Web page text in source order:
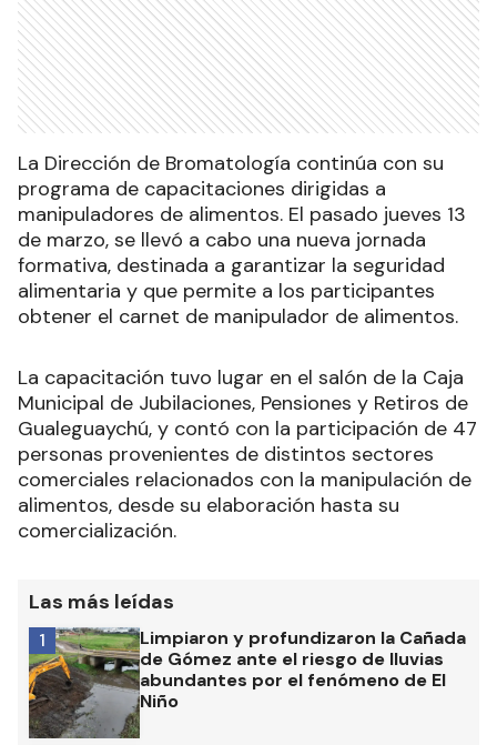
La Dirección de Bromatología continúa con su
programa de capacitaciones dirigidas a
manipuladores de alimentos. El pasado jueves 13
de marzo, se llevó a cabo una nueva jornada
formativa, destinada a garantizar la seguridad
alimentaria y que permite a los participantes
obtener el carnet de manipulador de alimentos.
La capacitación tuvo lugar en el salón de la Caja
Municipal de Jubilaciones, Pensiones y Retiros de
Gualeguaychú, y contó con la participación de 47
personas provenientes de distintos sectores
comerciales relacionados con la manipulación de
alimentos, desde su elaboración hasta su
comercialización.
Las más leídas
Limpiaron y profundizaron la Cañada
de Gómez ante el riesgo de lluvias
abundantes por el fenómeno de El
Niño
1